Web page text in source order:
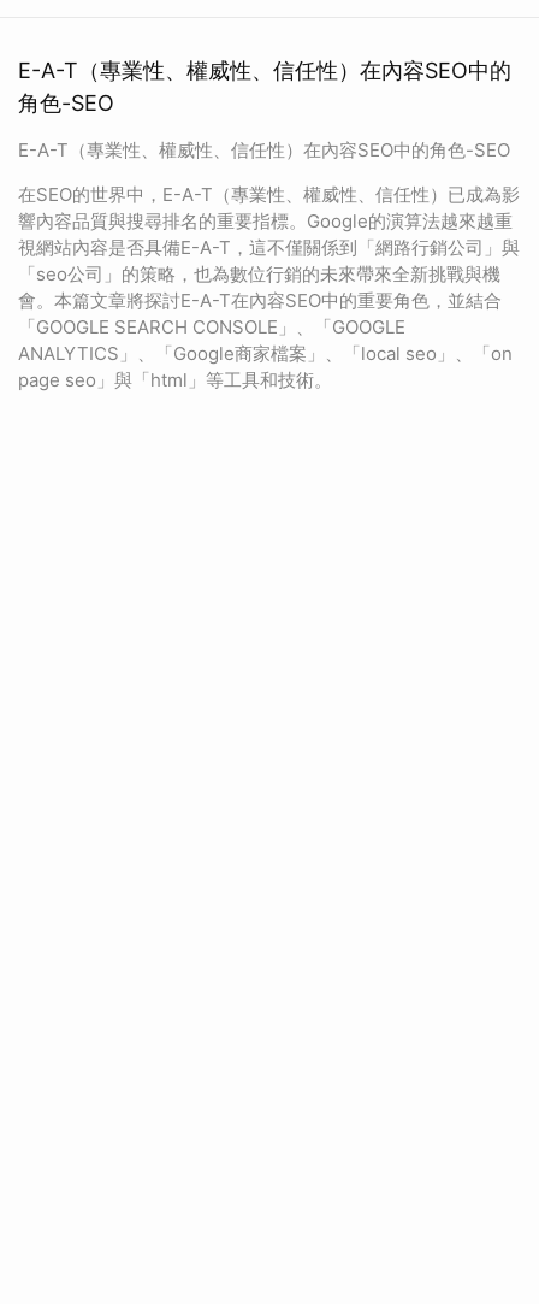
E-A-T（專業性、權威性、信任性）在內容SEO中的
角色-SEO
E-A-T（專業性、權威性、信任性）在內容SEO中的角色-SEO
在SEO的世界中，E-A-T（專業性、權威性、信任性）已成為影
響內容品質與搜尋排名的重要指標。Google的演算法越來越重
視網站內容是否具備E-A-T，這不僅關係到「網路行銷公司」與
「seo公司」的策略，也為數位行銷的未來帶來全新挑戰與機
會。本篇文章將探討E-A-T在內容SEO中的重要角色，並結合
「GOOGLE SEARCH CONSOLE」、「GOOGLE
ANALYTICS」、「Google商家檔案」、「local seo」、「on
page seo」與「html」等工具和技術。